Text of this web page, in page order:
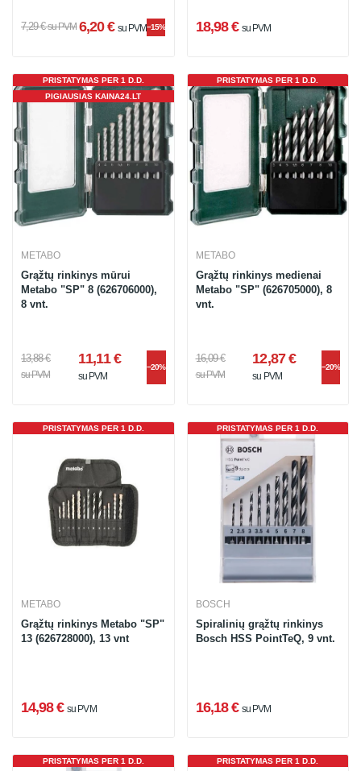
7,29 € su PVM6,20 € su PVM−15% 18,98 € su PVM
PIGIAUSIAS KAINA24.LT
PRISTATYMAS PER 1 D.D.
METABO
Grąžtų rinkinys mūrui
Metabo "SP" 8 (626706000),
8 vnt.
13,88 €
su PVM
11,11 €
su PVM
−20%
PRISTATYMAS PER 1 D.D.
METABO
Grąžtų rinkinys medienai
Metabo "SP" (626705000), 8
vnt.
16,09 €
su PVM
12,87 €
su PVM
−20%
PRISTATYMAS PER 1 D.D.
METABO
Grąžtų rinkinys Metabo "SP"
13 (626728000), 13 vnt
14,98 € su PVM
PRISTATYMAS PER 1 D.D.
BOSCH
Spiralinių grąžtų rinkinys
Bosch HSS PointTeQ, 9 vnt.
16,18 € su PVM
PRISTATYMAS PER 1 D.D. PRISTATYMAS PER 1 D.D.